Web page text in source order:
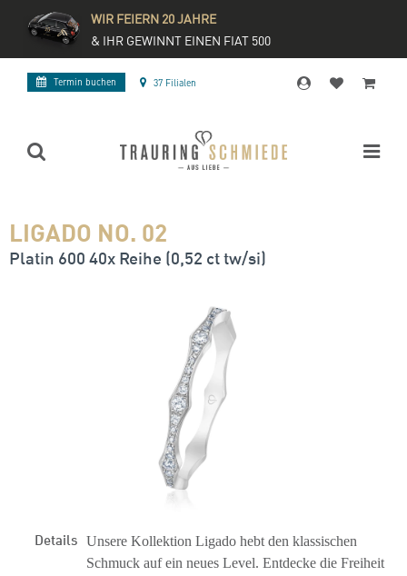
WIR FEIERN 20 JAHRE
& IHR GEWINNT EINEN FIAT 500
Termin buchen 37 Filialen
LIGADO NO. 02
Platin 600 40x Reihe (0,52 ct tw/si)
Details Unsere Kollektion Ligado hebt den klassischen
Schmuck auf ein neues Level. Entdecke die Freiheit